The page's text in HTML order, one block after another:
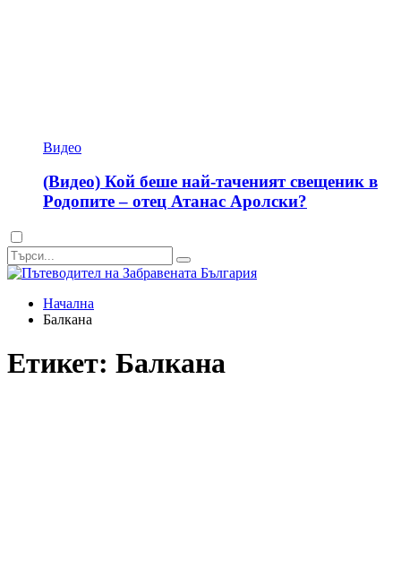
Видео
(Видео) Кой беше най-таченият свещеник в
Родопите – отец Атанас Аролски?
Dark
mode
Начална
Балкана
Етикет: Балкана